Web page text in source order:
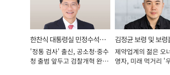
한찬식 대통령실 민정수석비
서관
'정통 검사' 출신, 공소청·중수
청 출범 앞두고 검찰개혁 완수
김정균 보령 및 보령
표이사 사장
제약업계의 젊은 오
영자, 미래 먹거리 '